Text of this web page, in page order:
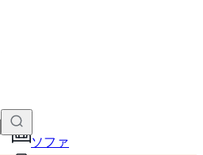
ソファ